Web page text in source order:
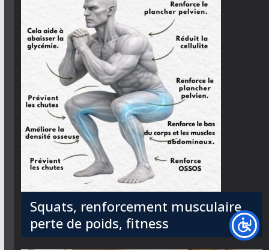
Squats, renforcement musculaire,
perte de poids, fitness